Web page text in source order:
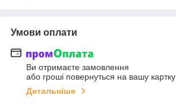
Умови оплати
Ви отримаєте замовлення
або гроші повернуться на вашу картку
Детальніше